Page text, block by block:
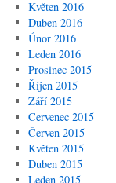
Květen 2016
Duben 2016
Únor 2016
Leden 2016
Prosinec 2015
Říjen 2015
Září 2015
Červenec 2015
Červen 2015
Květen 2015
Duben 2015
Leden 2015